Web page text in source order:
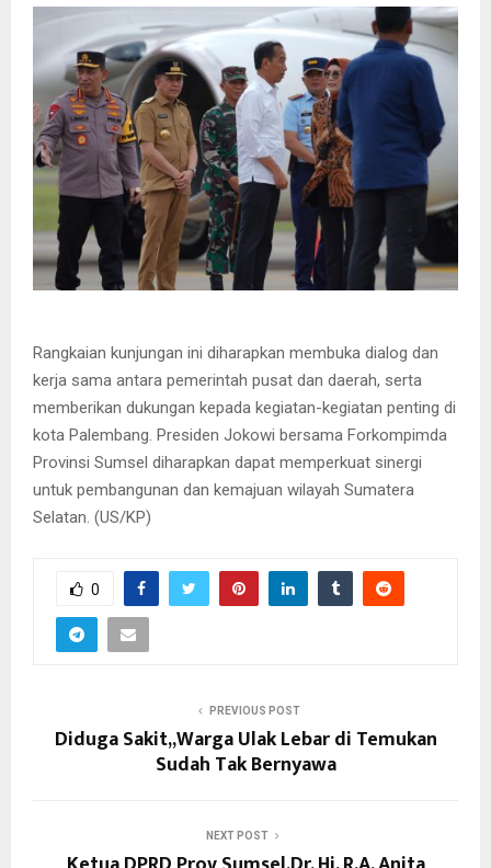
Rangkaian kunjungan ini diharapkan membuka dialog dan
kerja sama antara pemerintah pusat dan daerah, serta
memberikan dukungan kepada kegiatan-kegiatan penting di
kota Palembang. Presiden Jokowi bersama Forkompimda
Provinsi Sumsel diharapkan dapat memperkuat sinergi
untuk pembangunan dan kemajuan wilayah Sumatera
Selatan. (US/KP)
0
PREVIOUS POST
Diduga Sakit,,Warga Ulak Lebar di Temukan
Sudah Tak Bernyawa
NEXT POST